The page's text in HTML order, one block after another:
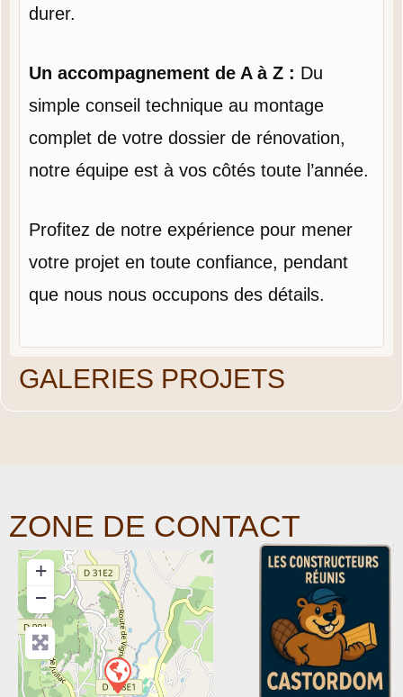
durer.
Un accompagnement de A à Z : Du
simple conseil technique au montage
complet de votre dossier de rénovation,
notre équipe est à vos côtés toute l’année.
Profitez de notre expérience pour mener
votre projet en toute confiance, pendant
que nous nous occupons des détails.
GALERIES PROJETS
ZONE DE CONTACT
+
−